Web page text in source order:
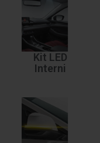
Kit LED
Interni